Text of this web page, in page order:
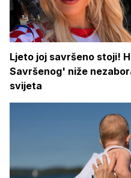
Ljeto joj savršeno stoji!
Savršenog' niže
svijeta